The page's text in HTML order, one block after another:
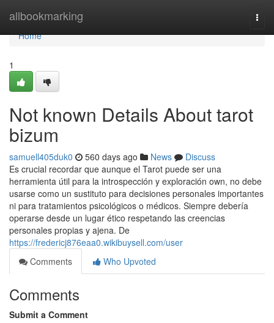
allbookmarking
Home
Home
1
Not known Details About tarot
bizum
samuell405duk0 560 days ago News
Discuss
Es crucial recordar que aunque el Tarot puede ser una
herramienta útil para la introspección y exploración own, no debe
usarse como un sustituto para decisiones personales importantes
ni para tratamientos psicológicos o médicos. Siempre debería
operarse desde un lugar ético respetando las creencias
personales propias y ajena. De
https://fredericj876eaa0.wikibuysell.com/user
Comments
Who Upvoted
Comments
Submit a Comment